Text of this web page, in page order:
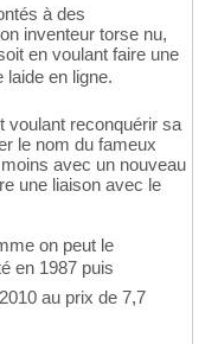
à des
inventeur torse nu,
en voulant faire une
en ligne.
voulant reconquérir sa
le nom du fameux
avec un nouveau
une liaison avec le
on peut le
en 1987 puis
au prix de 7,7